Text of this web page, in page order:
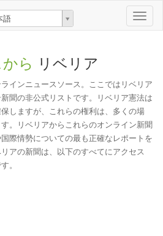
Toggle
語
ら リベリア
インニュースソース。ここではリベリア
聞の非公式リストです。リベリア憲法は
しますが、これらの権利は、多くの場
。リベリアからこれらのオンライン新聞
際情勢についての最も正確なレポートを
アの新聞は、以下のすべてにアクセス
。